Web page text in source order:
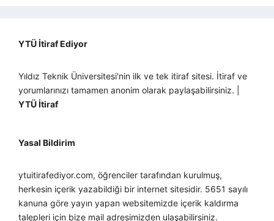
YTÜ İtiraf Ediyor
Yıldız Teknik Üniversitesi'nin ilk ve tek itiraf sitesi. İtiraf ve
yorumlarınızı tamamen anonim olarak paylaşabilirsiniz. |
YTÜ İtiraf
Yasal Bildirim
ytuitirafediyor.com, öğrenciler tarafından kurulmuş,
herkesin içerik yazabildiği bir internet sitesidir. 5651 sayılı
kanuna göre yayın yapan websitemizde içerik kaldırma
talepleri için bize mail adresimizden ulaşabilirsiniz.